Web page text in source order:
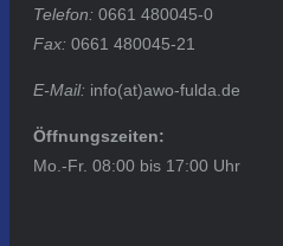
Telefon: 0661 480045-0
Fax: 0661 480045-21
E-Mail: info(at)awo-fulda.de
Öffnungszeiten:
Mo.-Fr. 08:00 bis 17:00 Uhr